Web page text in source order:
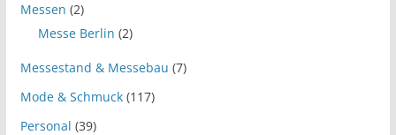
Messen (2)
Messe Berlin (2)
Messestand & Messebau (7)
Mode & Schmuck(117)
Personal (39)